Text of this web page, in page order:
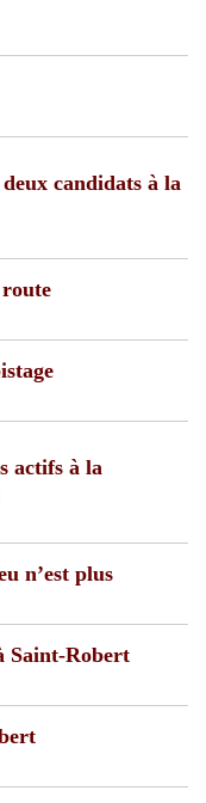
candidats à la
actifs à la
n’est plus
Saint-Robert